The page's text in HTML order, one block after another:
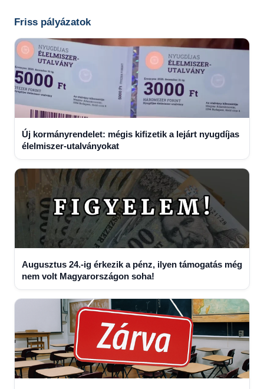
Friss pályázatok
Új kormányrendelet: mégis kifizetik a lejárt nyugdíjas
élelmiszer-utalványokat
Augusztus 24.-ig érkezik a pénz, ilyen támogatás még
nem volt Magyarországon soha!